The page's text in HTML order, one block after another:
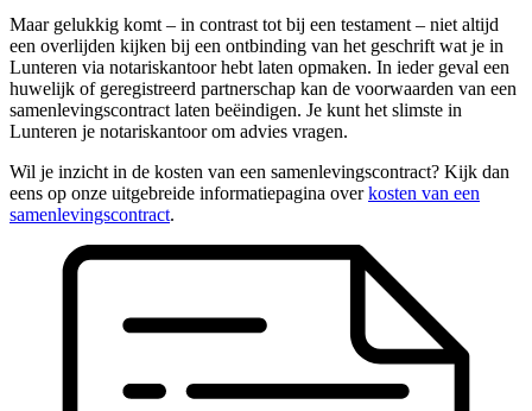
Maar gelukkig komt – in contrast tot bij een testament – niet altijd
een overlijden kijken bij een ontbinding van het geschrift wat je in
Lunteren via notariskantoor hebt laten opmaken. In ieder geval een
huwelijk of geregistreerd partnerschap kan de voorwaarden van een
samenlevingscontract laten beëindigen. Je kunt het slimste in
Lunteren je notariskantoor om advies vragen.
Wil je inzicht in de kosten van een samenlevingscontract? Kijk dan
eens op onze uitgebreide informatiepagina overkosten van een
samenlevingscontract.